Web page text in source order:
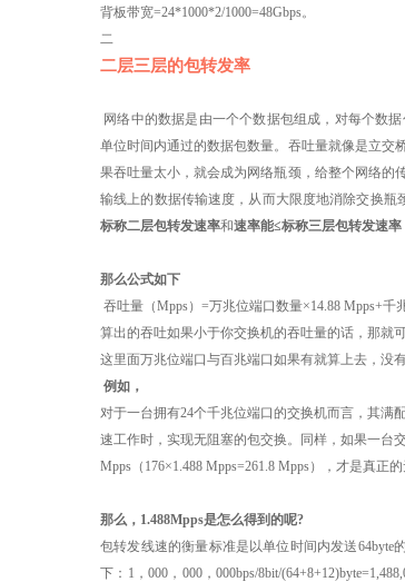
背板带宽=24*1000*2/1000=48Gbps。
二
二层三层的包转发率
网络中的数据是由一个个数据包组成，对每个数
单位时间内通过的数据包数量。吞吐量就像是立交
果吞吐量太小，就会成为网络瓶颈，给整个网络的
输线上的数据传输速度，从而大限度地消除交换
标称二层包转发速率和速率能≤标称三层包转发速率
那么公式如下
吞吐量（Mpps）=万兆位端口数量×14.88 Mpps+千
算出的吞吐如果小于你交换机的吞吐量的话，那就
这里面万兆位端口与百兆端口如果有就算上去，没
例如，
对于一台拥有24个千兆位端口的交换机而言，其满
速工作时，实现无阻塞的包交换。同样，如果一台
Mpps（176×1.488 Mpps=261.8 Mpps），才是真正的
那么，1.488Mpps是怎么得到的呢?
包转发线速的衡量标准是以单位时间内发送
下：1，000，000，000bps/8bit/